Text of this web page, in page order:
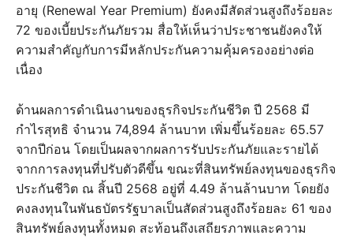
อายุ (Renewal Year Premium) ยังคงมีสัดส่วนสูงถึงร้อยละ
72 ของเบี้ยประกันภัยรวม สื่อให้เห็นว่าประชาชนยังคงให้
ความสำคัญกับการมีหลักประกันความคุ้มครองอย่างต่อ
เนื่อง
ด้านผลการดำเนินงานของธุรกิจประกันชีวิต ปี 2568 มี
กำไรสุทธิ จำนวน 74,894 ล้านบาท เพิ่มขึ้นร้อยละ 65.57
จากปีก่อน โดยเป็นผลจากผลการรับประกันภัยและรายได้
จากการลงทุนที่ปรับตัวดีขึ้น ขณะที่สินทรัพย์ลงทุนของธุรกิจ
ประกันชีวิต ณ สิ้นปี 2568 อยู่ที่ 4.49 ล้านล้านบาท โดยยัง
คงลงทุนในพันธบัตรรัฐบาลเป็นสัดส่วนสูงถึงร้อยละ 61 ของ
สินทรัพย์ลงทุนทั้งหมด สะท้อนถึงเสถียรภาพและความ